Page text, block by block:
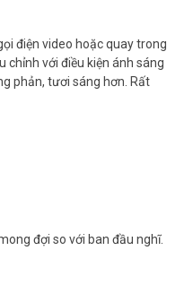
điện video hoặc quay trong
chỉnh với điều kiện ánh sáng
phản, tươi sáng hơn. Rất
đợi so với ban đầu nghĩ.